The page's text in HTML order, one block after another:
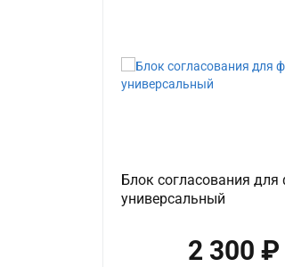
Блок согласования для
универсальный
2 300 ₽